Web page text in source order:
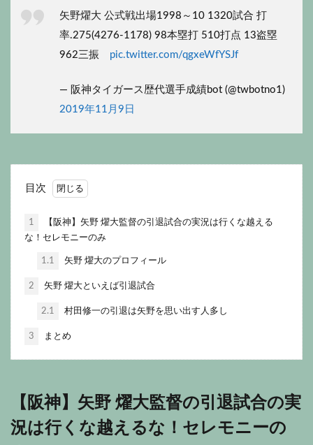
矢野燿大 公式戦出場1998～10 1320試合 打
率.275(4276-1178) 98本塁打 510打点 13盗塁
962三振 pic.twitter.com/qgxeWfYSJf
— 阪神タイガース歴代選手成績bot (@twbotno1)
2019年11月9日
目次
1
【阪神】矢野 燿大監督の引退試合の実況は行くな越える
な！セレモニーのみ
1.1 矢野 燿大のプロフィール
2 矢野 燿大といえば引退試合
2.1 村田修一の引退は矢野を思い出す人多し
3 まとめ
【阪神】矢野 燿大監督の引退試合の実
況は行くな越えるな！セレモニーの